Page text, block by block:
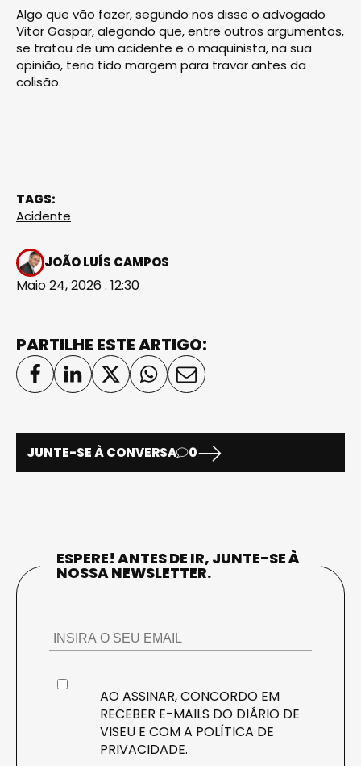
Algo que vão fazer, segundo nos disse o advogado
Vitor Gaspar, alegando que, entre outros argumentos,
se tratou de um acidente e o maquinista, na sua
opinião, teria tido margem para travar antes da
colisão.
TAGS:
Acidente
JOÃO LUÍS CAMPOS
Maio 24, 2026 . 12:30
PARTILHE ESTE ARTIGO:
JUNTE-SE À CONVERSA 0
ESPERE! ANTES DE IR, JUNTE-SE À
NOSSA NEWSLETTER.
AO ASSINAR, CONCORDO EM
RECEBER E-MAILS DO DIÁRIO DE
VISEU E COM A POLÍTICA DE
PRIVACIDADE.